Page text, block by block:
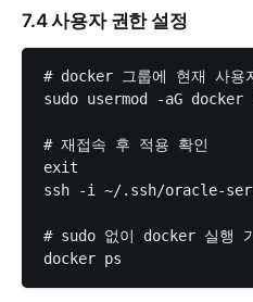
7.4 사용자 권한 설정
# docker 그룹에 현재 사용
sudo usermod -aG docker
# 재접속 후 적용 확인
exit
ssh -i ~/.ssh/oracle-
# sudo 없이 docker 실행